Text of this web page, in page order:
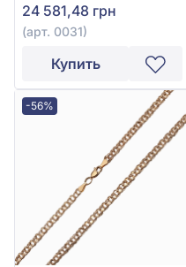
24 581,48 грн
(арт. 0031)
Купить
-56%